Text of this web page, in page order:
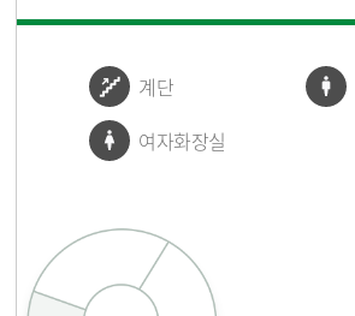
계단
여자화장실